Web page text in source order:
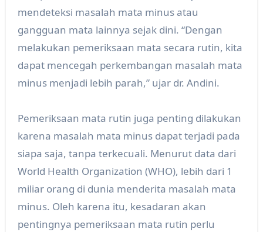
mendeteksi masalah mata minus atau
gangguan mata lainnya sejak dini. “Dengan
melakukan pemeriksaan mata secara rutin, kita
dapat mencegah perkembangan masalah mata
minus menjadi lebih parah,” ujar dr. Andini.
Pemeriksaan mata rutin juga penting dilakukan
karena masalah mata minus dapat terjadi pada
siapa saja, tanpa terkecuali. Menurut data dari
World Health Organization (WHO), lebih dari 1
miliar orang di dunia menderita masalah mata
minus. Oleh karena itu, kesadaran akan
pentingnya pemeriksaan mata rutin perlu